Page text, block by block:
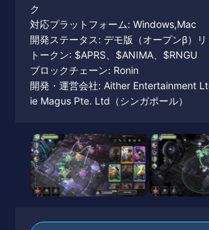
ク
対応プラットフォーム: Windows,Mac
開発ステータス: デモ版（オープンβ）
トークン: $APRS、$ANIMA、$RNGU
ブロックチェーン: Ronin
開発・運営会社: Aither Entertainment
ie Magus Pte. Ltd（シンガポール）